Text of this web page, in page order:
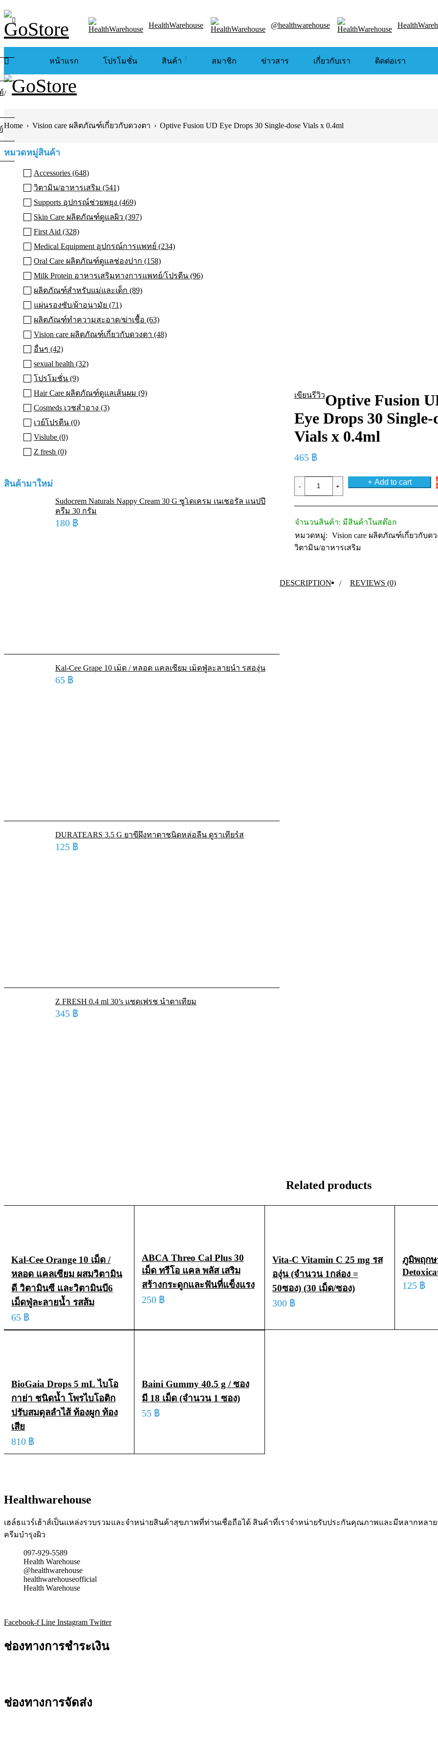
/
HealthWarehouse @healthwarehouse
หน้าแรก โปรโมชั่น สินค้า สมาชิก ข่าวสาร เกี่ยวกับเรา ติดต่อเรา
Home › Vision care ผลิตภัณฑ์เกี่ยวกับดวงตา › Optive Fusion UD Eye Drops 30 Single-dose Vials x 0.4ml
หมวดหมู่สินค้า
Accessories (648)
วิตามิน/อาหารเสริม (541)
Supports อุปกรณ์ช่วยพยุง (469)
Skin Care ผลิตภัณฑ์ดูแลผิว (397)
First Aid (328)
Medical Equipment อุปกรณ์การแพทย์ (234)
Oral Care ผลิตภัณฑ์ดูแลช่องปาก (158)
Milk Protein อาหารเสริมทางการแพทย์/โปรตีน (96)
ผลิตภัณฑ์สำหรับแม่และเด็ก (89)
แผ่นรองซับ/ผ้าอนามัย (71)
ผลิตภัณฑ์ทําความสะอาด/ฆ่าเชื้อ (63)
Vision care ผลิตภัณฑ์เกี่ยวกับดวงตา (48)
อื่นๆ (42)
sexual health (32)
โปรโมชั่น (9)
Hair Care ผลิตภัณฑ์ดูแลเส้นผม (9)
Cosmeds เวชสําอาง (3)
เวย์โปรตีน (0)
Vislube (0)
Z fresh (0)
สินค้ามาใหม่
Sudocrem Naturals Nappy Cream 30 G ซูโดเครม เนเชอรัล แนปปี้
ครีม 30 กรัม
180 ฿
Kal-Cee Grape 10 เม็ด / หลอด แคลเซียม เม็ดฟู่ละลายน้ำ รสองุ่น
65 ฿
DURATEARS 3.5 G ยาขี้ผึ้งทาตาชนิดหล่อลื่น ดูราเทียร์ส
125 ฿
Z FRESH 0.4 ml 30’s แซดเฟรช น้ำตาเทียม
345 ฿
เขียนรีวิวOptive Fusion
Eye Drops 30 Single-
Vials x 0.4ml
465 ฿
Fusion
UD
30
Single-
dose
Vials
x
Add to cart
จำนวนสินค้า: มีสินค้าในสต๊อก
หมวดหมู่: Vision care ผลิตภัณฑ์เกี่ยวกับดว
วิตามิน/อาหารเสริม
DESCRIPTION REVIEWS (0)
Related products
Kal-Cee Orange 10 เม็ด /
หลอด แคลเซียม ผสมวิตามิน
ดี วิตามินซี และวิตามินบี6
เม็ดฟู่ละลายน้ำ รสส้ม
65 ฿
ADD TO CART QUICK VIEW
ABCA Threo Cal Plus 30
เม็ด ทรีโอ แคล พลัส เสริม
สร้างกระดูกและฟันที่แข็งแรง
250 ฿
Vita-C Vitamin C 25 mg รส
องุ่น (จำนวน 1กล่อง =
50ซอง) (30 เม็ด/ซอง)
300 ฿
ภูมิพฤก
125 ฿
BioGaia Drops 5 mL ไบโอ
กาย่า ชนิดน้ำ โพรไบโอติก
ปรับสมดุลลำไส้ ท้องผูก ท้อง
เสีย
810 ฿
ADD TO CART QUICK VIEW
Baini Gummy 40.5 g / ซอง
มี 18 เม็ด (จำนวน 1 ซอง)
55 ฿
Healthwarehouse
เฮล์ธแวร์เฮ้าส์เป็นแหล่งรวบรวมและจำหน่ายสินค้าสุขภาพที่ท่านเชื่อถือได้ สินค้าที่เราจำหน่ายรับประกันคุณภาพและมีหลากหลา
ครีมบำรุงผิว
097-929-5589
Health Warehouse
@healthwarehouse
healthwarehouseofficial
Health Warehouse
Facebook-f Line Instagram Twitter
ช่องทางการชำระเงิน
ช่องทางการจัดส่ง